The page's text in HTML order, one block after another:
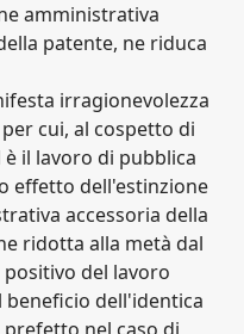
amministrativa
patente, ne riduca
irragionevolezza
cui, al cospetto di
il lavoro di pubblica
effetto dell'estinzione
accessoria della
ridotta alla metà dal
del lavoro
dell'identica